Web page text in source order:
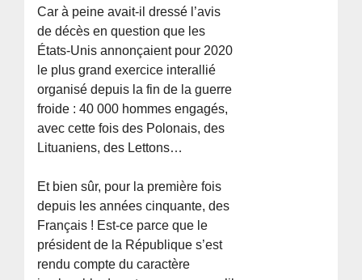
Car à peine avait-il dressé l’avis
de décès en question que les
États-Unis annonçaient pour 2020
le plus grand exercice interallié
organisé depuis la fin de la guerre
froide : 40 000 hommes engagés,
avec cette fois des Polonais, des
Lituaniens, des Lettons…
Et bien sûr, pour la première fois
depuis les années cinquante, des
Français ! Est-ce parce que le
président de la République s’est
rendu compte du caractère